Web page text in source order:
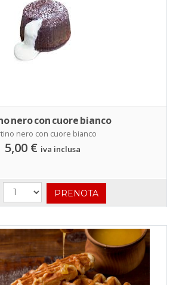
nero con cuore bianco
nero con cuore bianco
5,00 € iva inclusa